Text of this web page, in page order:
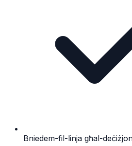
Bniedem-fil-linja għal-